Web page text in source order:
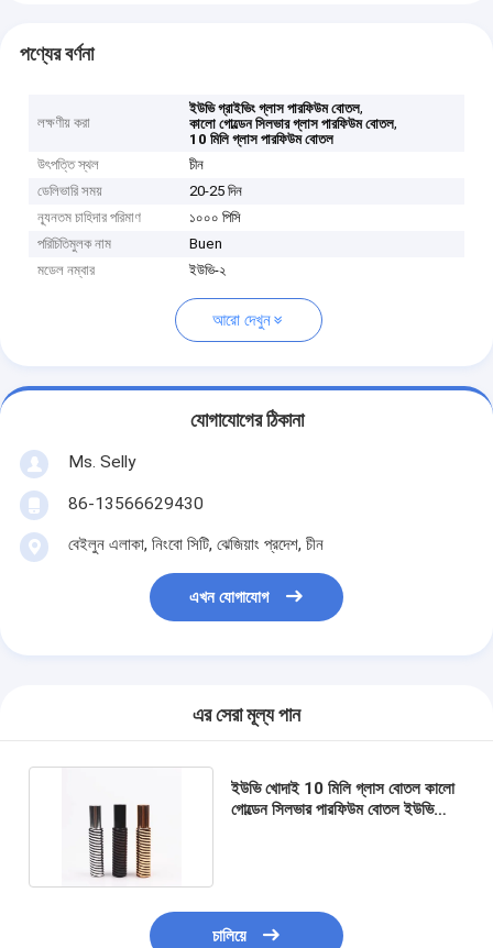
পণ্যের বর্ণনা
লক্ষণীয় করা
ইউভি গ্রাইভিং গ্লাস পারফিউম বোতল,
কালো গোল্ডেন সিলভার গ্লাস পারফিউম বোতল,
10 মিলি গ্লাস পারফিউম বোতল
উৎপত্তি স্থল
চীন
ডেলিভারি সময়
20-25 দিন
ন্যূনতম চাহিদার পরিমাণ
১০০০ পিসি
পরিচিতিমুলক নাম
Buen
মডেল নম্বার
ইউভি-২
আরো দেখুন
যোগাযোগের ঠিকানা
Ms. Selly
86-13566629430
বেইলুন এলাকা, নিংবো সিটি, ঝেজিয়াং প্রদেশ, চীন
এখন যোগাযোগ
এর সেরা মূল্য পান
ইউভি খোদাই 10 মিলি গ্লাস বোতল কালো
গোল্ডেন সিলভার পারফিউম বোতল ইউভি
চালিয়ে